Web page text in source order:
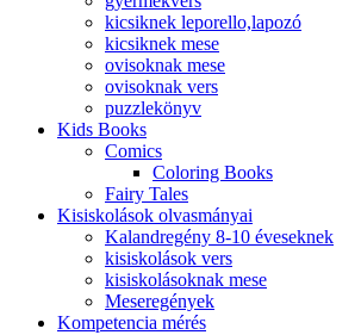
kicsiknek leporello,lapozó
kicsiknek mese
ovisoknak mese
ovisoknak vers
puzzlekönyv
Kids Books
Comics
Coloring Books
Fairy Tales
Kisiskolások olvasmányai
Kalandregény 8-10 éveseknek
kisiskolások vers
kisiskolásoknak mese
Meseregények
Kompetencia mérés